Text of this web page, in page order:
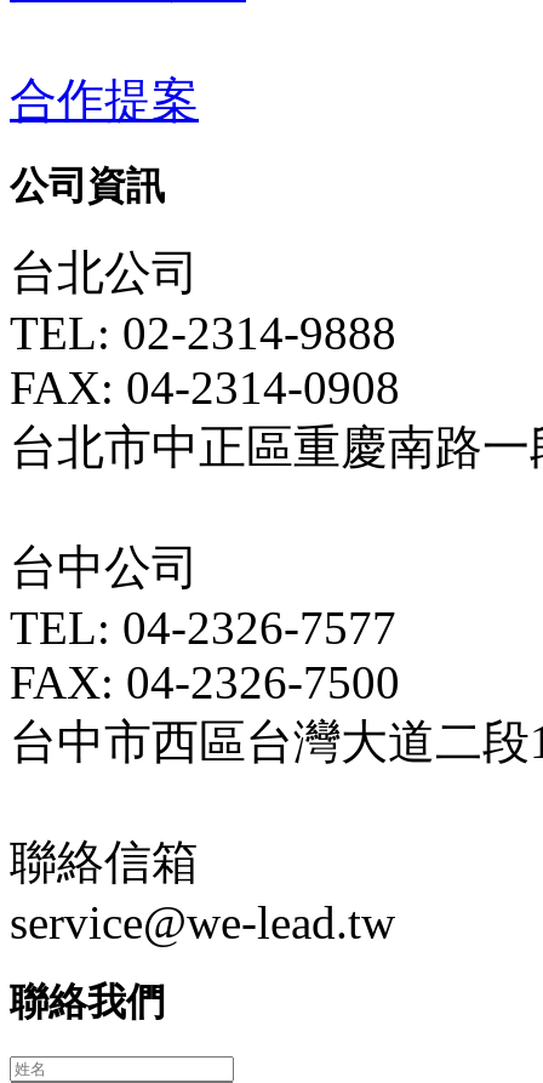
合作提案
公司資訊
台北公司
TEL: 02-2314-9888
FAX: 04-2314-0908
台北市中正區重慶南路一
台中公司
TEL: 04-2326-7577
FAX: 04-2326-7500
台中市西區台灣大道二段
聯絡信箱
service@we-lead.tw
聯絡我們